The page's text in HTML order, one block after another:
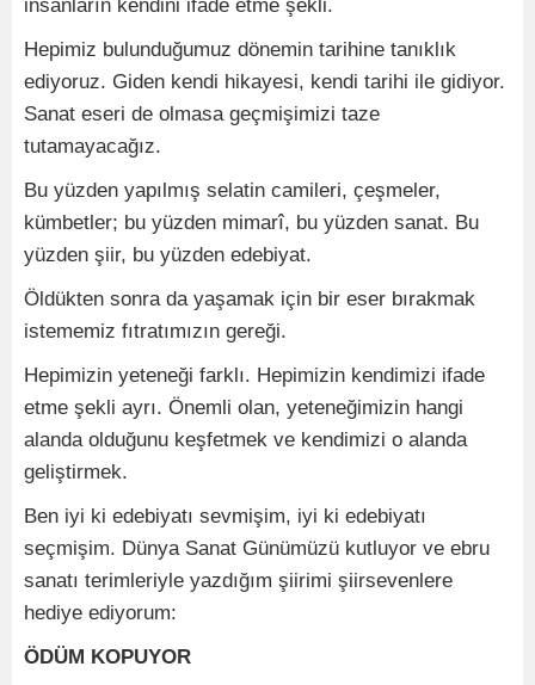
insanların kendini ifade etme şekli.
Hepimiz bulunduğumuz dönemin tarihine tanıklık
ediyoruz. Giden kendi hikayesi, kendi tarihi ile gidiyor.
Sanat eseri de olmasa geçmişimizi taze
tutamayacağız.
Bu yüzden yapılmış selatin camileri, çeşmeler,
kümbetler; bu yüzden mimarî, bu yüzden sanat. Bu
yüzden şiir, bu yüzden edebiyat.
Öldükten sonra da yaşamak için bir eser bırakmak
istememiz fıtratımızın gereği.
Hepimizin yeteneği farklı. Hepimizin kendimizi ifade
etme şekli ayrı. Önemli olan, yeteneğimizin hangi
alanda olduğunu keşfetmek ve kendimizi o alanda
geliştirmek.
Ben iyi ki edebiyatı sevmişim, iyi ki edebiyatı
seçmişim. Dünya Sanat Günümüzü kutluyor ve ebru
sanatı terimleriyle yazdığım şiirimi şiirsevenlere
hediye ediyorum:
ÖDÜM KOPUYOR